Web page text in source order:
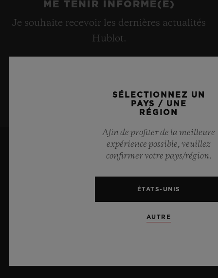
ME TENIR INFORMÉ(E)
Je souhaite recevoir les dernières actualités
Hublot.
SÉLECTIONNEZ UN
PAYS / UNE
RÉGION
Afin de profiter de la meilleure
expérience possible, veuillez
confirmer votre pays/région.
ÉTATS-UNIS
AUTRE